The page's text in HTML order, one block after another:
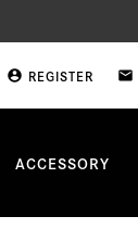
account_circle REGISTER email
ACCESSORY